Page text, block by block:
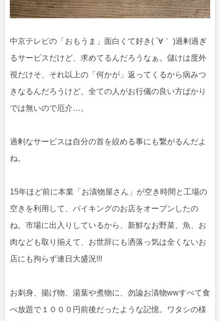
中京テレビの「おもうま」面白くて好き( ´∀｀ )過剰過ぎ
るサービスだけど、求めてるんだろうなぁ。儲けは度外
視だけそ、それ以上の「何かが」返ってくるから病みつ
きなるんだろうけど、全ての人がお行儀の良い方ばかり
では無いので厄介…。
過剰なサービスは自分の首を絞める事にも繋がるんだよ
ね。
15年ほど前に本業「お漬物屋さん」が空き時間と工場の
空きを利用して、バイキングのお店をオープンしたの
ね。市場に出入りしているから、新鮮なお野菜、魚、お
肉なども取り揃えて、お世辞にも洒落っ気は全くないお
店にも拘らず連日大盛況!!!
お刺身、揚げ物、湯葉や煮物に、勿論お漬物wwすべて食
べ放題で１０００円前後だったような記憶。ワタシの様